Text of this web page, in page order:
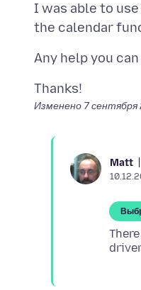
I was able to
Изменено 7
Matt